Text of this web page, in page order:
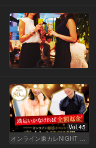
Vol.45
オンライン東カレNIGHT イベント募集